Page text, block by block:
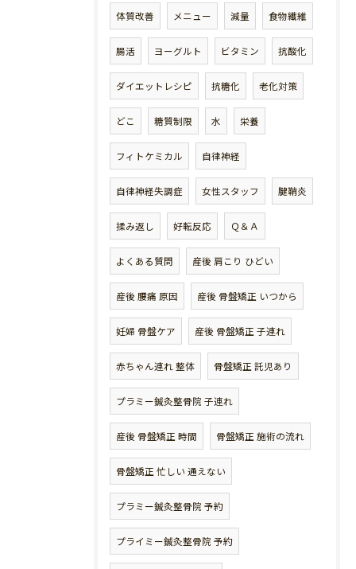
体質改善 メニュー 減量 食物繊維
腸活 ヨーグルト ビタミン 抗酸化
ダイエットレシピ 抗糖化 老化対策
どこ 糖質制限 水 栄養
フィトケミカル 自律神経
自律神経失調症 女性スタッフ 腱鞘炎
揉み返し 好転反応 Ｑ＆Ａ
よくある質問 産後 肩こり ひどい
産後 腰痛 原因 産後 骨盤矯正 いつから
妊婦 骨盤ケア 産後 骨盤矯正 子連れ
赤ちゃん連れ 整体 骨盤矯正 託児あり
プラミー鍼灸整骨院 子連れ
産後 骨盤矯正 時間 骨盤矯正 施術の流れ
骨盤矯正 忙しい 通えない
プラミー鍼灸整骨院 予約
プライミー鍼灸整骨院 予約